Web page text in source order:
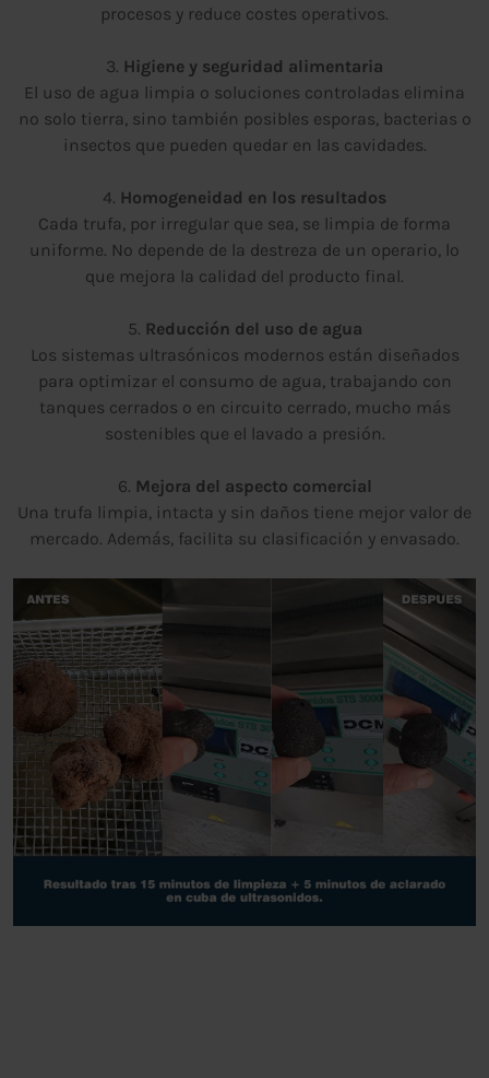
procesos y reduce costes operativos.
3. Higiene y seguridad alimentaria
El uso de agua limpia o soluciones controladas elimina
no solo tierra, sino también posibles esporas, bacterias o
insectos que pueden quedar en las cavidades.
4. Homogeneidad en los resultados
Cada trufa, por irregular que sea, se limpia de forma
uniforme. No depende de la destreza de un operario, lo
que mejora la calidad del producto final.
5. Reducción del uso de agua
Los sistemas ultrasónicos modernos están diseñados
para optimizar el consumo de agua, trabajando con
tanques cerrados o en circuito cerrado, mucho más
sostenibles que el lavado a presión.
6. Mejora del aspecto comercial
Una trufa limpia, intacta y sin daños tiene mejor valor de
mercado. Además, facilita su clasificación y envasado.